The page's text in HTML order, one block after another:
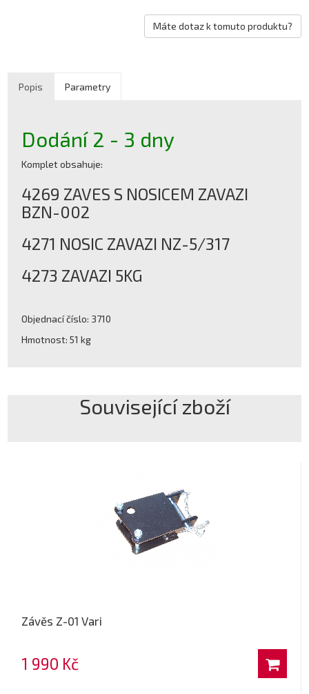
Máte dotaz k tomuto produktu?
Popis Parametry
Dodání 2 - 3 dny
Komplet obsahuje:
4269 ZAVES S NOSICEM ZAVAZI
BZN-002
4271 NOSIC ZAVAZI NZ-5/317
4273 ZAVAZI 5KG
Objednací číslo: 3710
Hmotnost: 51 kg
Související zboží
Závěs Z-01 Vari
1 990 Kč